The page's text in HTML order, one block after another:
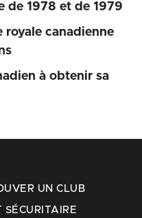
de 1978 et de 1979
royale canadienne
à obtenir sa
UN CLUB
SÉCURITAIRE